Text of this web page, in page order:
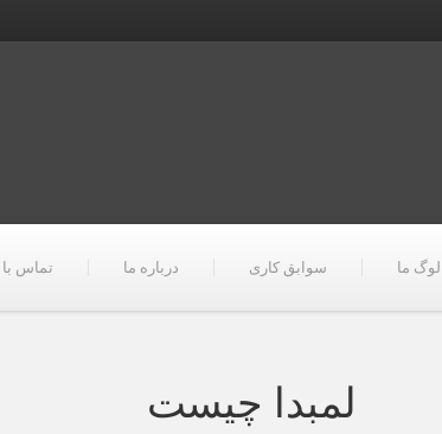
ما سوابق کاری درباره ما تماس با
لمبدا چیست